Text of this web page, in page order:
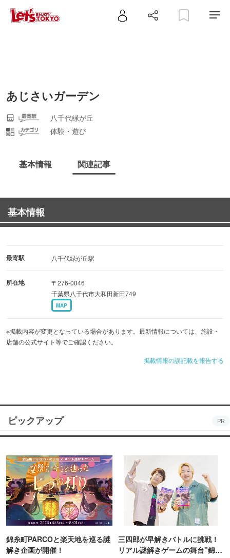
あじさいガーデン
八千代緑が丘
体験・遊び
基本情報 関連記事
基本情報
最寄駅 八千代緑が丘駅
所在地
〒276-0046
千葉県八千代市大和田新田749
MAP
※掲載内容が変更となっている場合があります。最新情報については、施設・
店舗の公式サイト等でご確認ください。
掲載情報の誤記載を報告する
ピックアップ PR
錦糸町PARCOと楽天地を巡る謎
解き企画が開催！
三四郎が早解きバトルに挑戦！
リアル謎解きゲームの舞台"錦糸